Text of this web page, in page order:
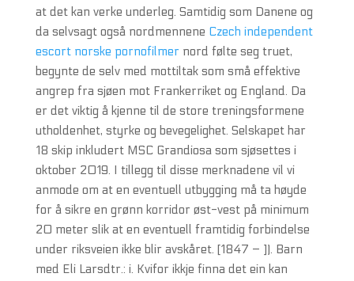
at det kan verke underleg. Samtidig som Danene og
da selvsagt også nordmennene Czech independent
escort norske pornofilmernord følte seg truet,
begynte de selv med mottiltak som små effektive
angrep fra sjøen mot Frankerriket og England. Da
er det viktig å kjenne til de store treningsformene
utholdenhet, styrke og bevegelighet. Selskapet har
18 skip inkludert MSC Grandiosa som sjøsettes i
oktober 2019. I tillegg til disse merknadene vil vi
anmode om at en eventuell utbygging må ta høyde
for å sikre en grønn korridor øst-vest på minimum
20 meter slik at en eventuell framtidig forbindelse
under riksveien ikke blir avskåret. [1847 – ]). Barn
med Eli Larsdtr.: i. Kvifor ikkje finna det ein kan